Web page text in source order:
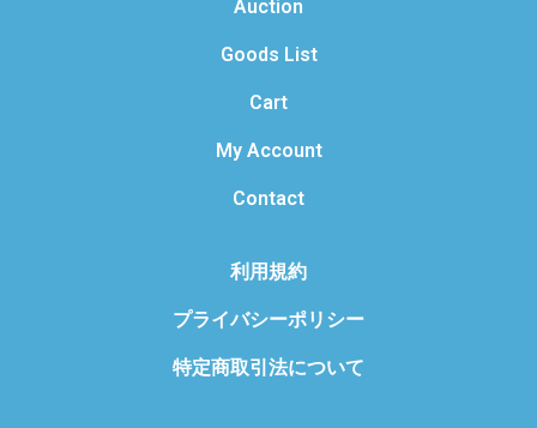
Auction
Goods List
Cart
My Account
Contact
利用規約
プライバシーポリシー
特定商取引法について